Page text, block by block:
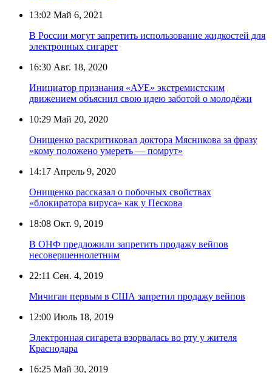
13:02 Май 6, 2021
В России могут запретить использование жидкостей для
электронных сигарет
16:30 Авг. 18, 2020
Инициатор признания «АУЕ» экстремистским
движением объяснил свою идею заботой о молодёжи
10:29 Май 20, 2020
Онищенко раскритиковал доктора Мясникова за фразу
«кому положено умереть — помрут»
14:17 Апрель 9, 2020
Онищенко рассказал о побочных свойствах
«блокиратора вируса» как у Пескова
18:08 Окт. 9, 2019
В ОНФ предложили запретить продажу вейпов
несовершеннолетним
22:11 Сен. 4, 2019
Мичиган первым в США запретил продажу вейпов
12:00 Июль 18, 2019
Электронная сигарета взорвалась во рту у жителя
Краснодара
16:25 Май 30, 2019